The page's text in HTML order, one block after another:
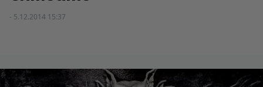
- 5.12.2014 15:37